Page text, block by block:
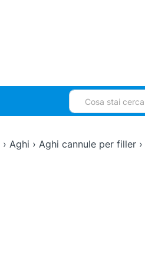
Cerca:
› Aghi › Aghi cannule per filler›